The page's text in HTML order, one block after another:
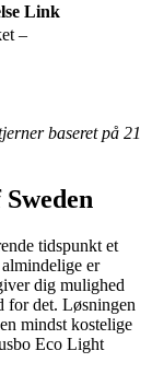
Link
–
baseret på 21
tidspunkt et
er
dig mulighed
for det. Løsningen
mindst kostelige
Eco Light